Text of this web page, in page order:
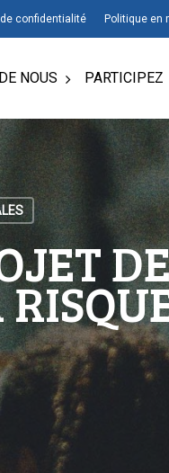
confidentialité Politique en
NOUS PARTICIPEZ